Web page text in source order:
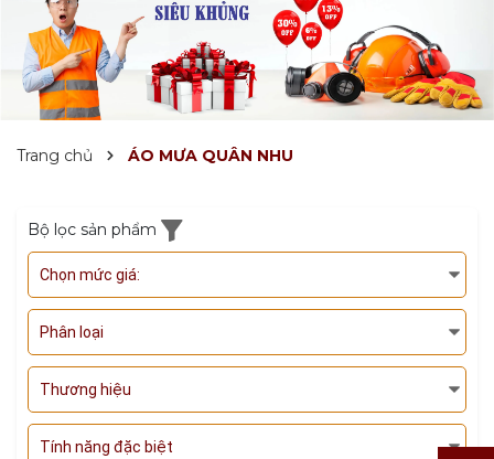
Trang chủ ÁO MƯA QUÂN NHU
Bộ lọc sản phẩm
Chọn mức giá:
Phân loại
Thương hiệu
Tính năng đặc biệt